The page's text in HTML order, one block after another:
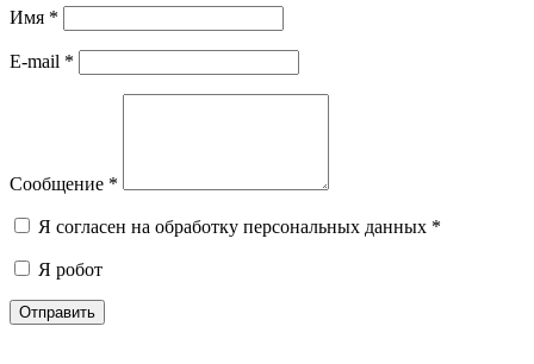
Имя *
E-mail *
Сообщение *
Я согласен на обработку персональных данных *
Я робот
Отправить